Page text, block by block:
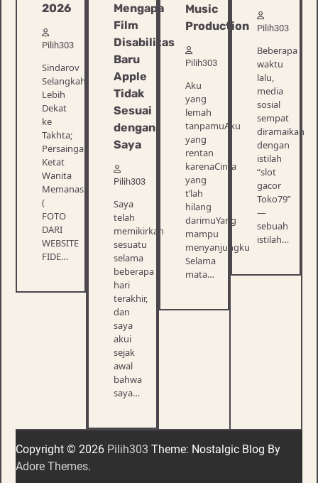
2026
Pilih303
Sindarov
Selangkah
Lebih
Dekat
ke
Takhta;
Persaingan
Ketat
Wanita
Memanas
(
FOTO
DARI
WEBSITE
FIDE…
Mengapa
Film
Disabilitas
Baru
Apple
Tidak
Sesuai
dengan
Saya
Pilih303
Saya
telah
memikirkan
sesuatu
selama
beberapa
hari
terakhir,
dan
saya
akui
sejak
awal
bahwa
saya…
Music
Production
Pilih303
Aku
yang
lemah
tanpamuAku
yang
rentan
karenaCinta
yang
t’lah
hilang
darimuYang
mampu
menyanjungku
Selama
mata…
Pilih303
Beberapa
waktu
lalu,
media
sosial
sempat
diramaikan
dengan
istilah
“slot
gacor
Toko79”
—
sebuah
istilah…
Copyright © 2026 Pilih303 Theme: Nostalgic Blog By
Adore Themes.